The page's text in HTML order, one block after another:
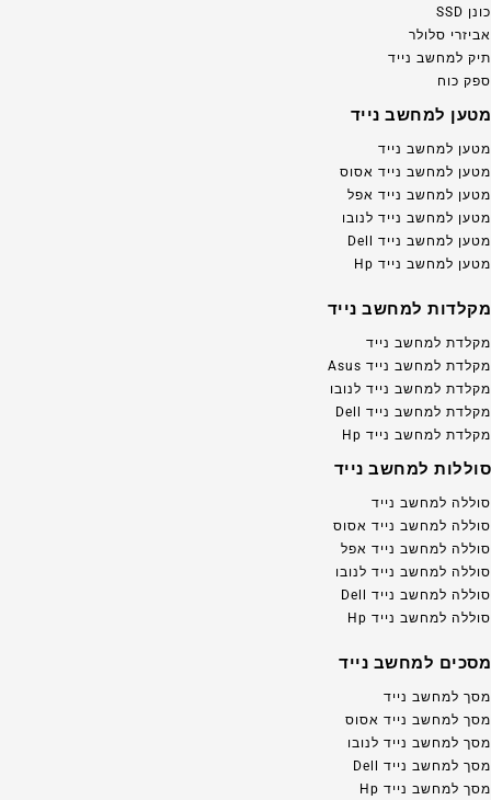
כונן SSD
אביזרי סלולר
תיק למחשב נייד
ספק כוח
מטען למחשב נייד
מטען למחשב נייד
מטען למחשב נייד אסוס
מטען למחשב נייד אפל
מטען למחשב נייד לנובו
מטען למחשב נייד Dell
מטען למחשב נייד Hp
מקלדות למחשב נייד
מקלדת למחשב נייד
מקלדת למחשב נייד Asus
מקלדת למחשב נייד לנובו
מקלדת למחשב נייד Dell
מקלדת למחשב נייד Hp
סוללות למחשב נייד
סוללה למחשב נייד
סוללה למחשב נייד אסוס
סוללה למחשב נייד אפל
סוללה למחשב נייד לנובו
סוללה למחשב נייד Dell
סוללה למחשב נייד Hp
מסכים למחשב נייד
מסך למחשב נייד
מסך למחשב נייד אסוס
מסך למחשב נייד לנובו
מסך למחשב נייד Dell
מסך למחשב נייד Hp